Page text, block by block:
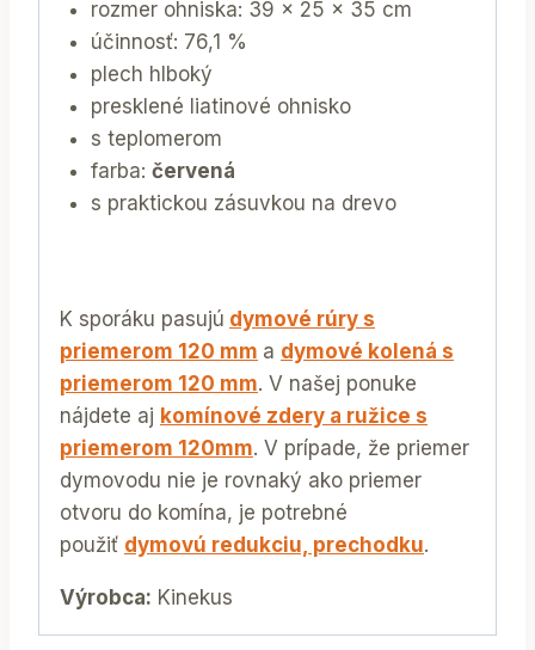
rozmer ohniska: 39 x 25 x 35 cm
účinnosť: 76,1 %
plech hlboký
presklené liatinové ohnisko
s teplomerom
farba: červená
s praktickou zásuvkou na drevo
K sporáku pasujú dymové rúry s
priemerom 120 mm a dymové kolená s
priemerom 120 mm. V našej ponuke
nájdete aj komínové zdery a ružice s
priemerom 120mm. V prípade, že priemer
dymovodu nie je rovnaký ako priemer
otvoru do komína, je potrebné
použiť dymovú redukciu, prechodku.
Výrobca: Kinekus